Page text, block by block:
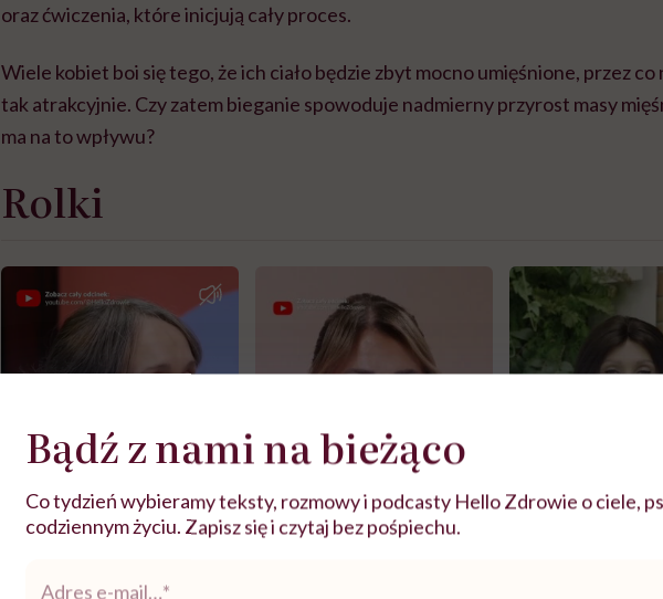
oraz ćwiczenia, które inicjują cały proces.
Wiele kobiet boi się tego, że ich ciało będzie zbyt mocno umięśnione, przez co
tak atrakcyjnie. Czy zatem bieganie spowoduje nadmierny przyrost masy
ma na to wpływu?
Rolki
Bądź z nami na bieżąco
Co tydzień wybieramy teksty, rozmowy i podcasty Hello Zdrowie o ciele,
codziennym życiu. Zapisz się i czytaj bez pośpiechu.